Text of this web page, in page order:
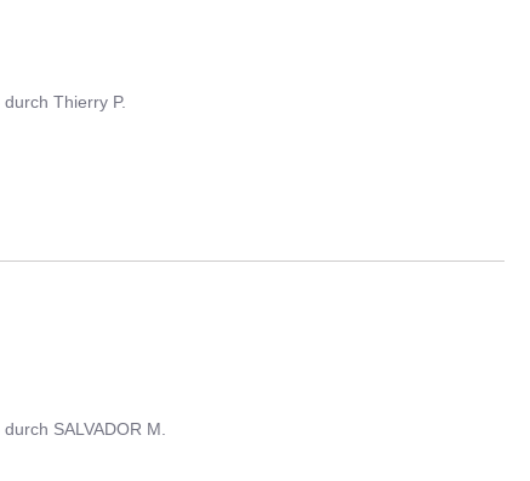
durchThierry P.
durch SALVADOR M.